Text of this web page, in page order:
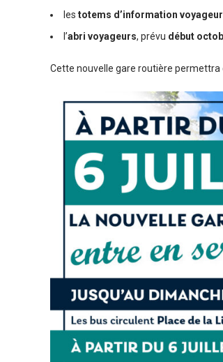
les totems d’information
l’abri voyageurs, prévu début
Cette nouvelle gare routière permettra